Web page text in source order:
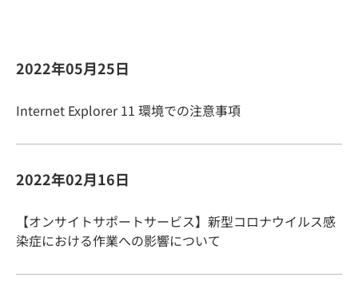
2022年05月25日
Internet Explorer 11 環境での注意事項
2022年02月16日
【オンサイトサポートサービス】新型コロナウイルス感
染症における作業への影響について